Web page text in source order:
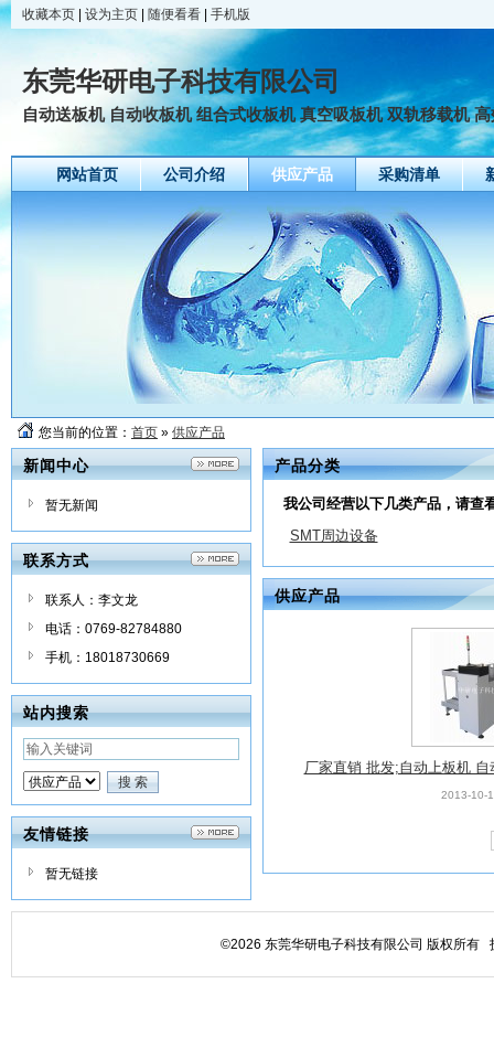
收藏本页 设为主页 随便看看 手机版
东莞华研电子科技有限公司
自动送板机 自动收板机 组合式收板机 真空吸板机 双轨移载机
网站首页 公司介绍 供应产品 采购清单
您当前的位置： 首页 » 供应产品
新闻中心
暂无新闻
联系方式
联系人：李文龙
电话：0769-82784880
手机：18018730669
站内搜索
友情链接
暂无链接
产品分类
我公司经营以下几类产品，请查
SMT周边设备
供应产品
厂家直销 批发;自动上板机
2013-10-
©2026 东莞华研电子科技有限公司 版权所有